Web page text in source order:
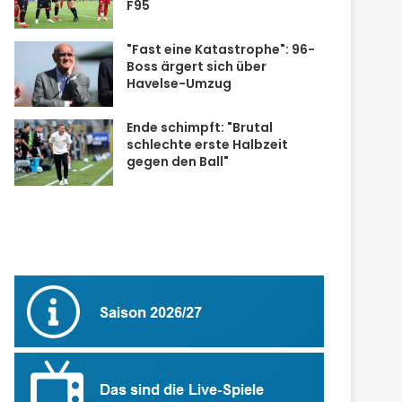
F95
"Fast eine Katastrophe": 96-
Boss ärgert sich über
Havelse-Umzug
Ende schimpft: "Brutal
schlechte erste Halbzeit
gegen den Ball"